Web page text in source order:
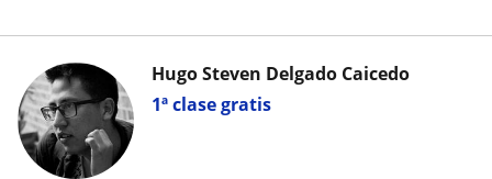
1ª clase gratis
Hugo Steven Delgado Caicedo